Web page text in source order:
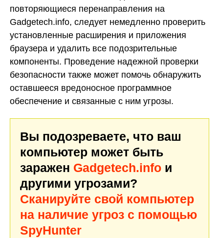
повторяющиеся перенаправления на
Gadgetech.info, следует немедленно проверить
установленные расширения и приложения
браузера и удалить все подозрительные
компоненты. Проведение надежной проверки
безопасности также может помочь обнаружить
оставшееся вредоносное программное
обеспечение и связанные с ним угрозы.
Вы подозреваете, что ваш
компьютер может быть
заражен Gadgetech.info и
другими угрозами?
Сканируйте свой компьютер
на наличие угроз с помощью
SpyHunter